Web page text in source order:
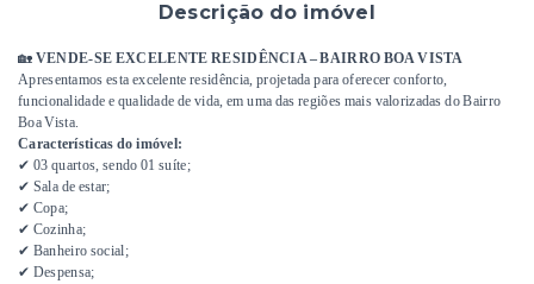
Descrição do imóvel
🏡 VENDE-SE EXCELENTE RESIDÊNCIA – BAIRRO BOA VISTA
Apresentamos esta excelente residência, projetada para oferecer conforto,
funcionalidade e qualidade de vida, em uma das regiões mais valorizadas do Bairro
Boa Vista.
Características do imóvel:
✔ 03 quartos, sendo 01 suíte;
✔ Sala de estar;
✔ Copa;
✔ Cozinha;
✔ Banheiro social;
✔ Despensa;